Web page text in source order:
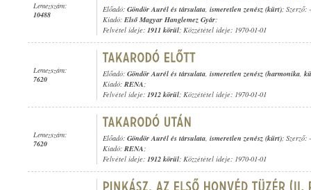
Lemezszám:
10488
Előadó: Göndör Aurél és társulata, ismeretlen zenész (kürt); Szerző: -
Kiadó: Első Magyar Hanglemez Gyár;
Felvétel ideje: 1911 körül; Közzététel ideje: 1970-01-01
Lemezszám:
7620
Előadó: Göndör Aurél és társulata, ismeretlen zenész (harmonika,
Kiadó: RENA;
Felvétel ideje: 1912 körül; Közzététel ideje: 1970-01-01
Lemezszám:
7620
Előadó: Göndör Aurél és társulata, ismeretlen zenész (kürt); Szerző: -
Kiadó: RENA;
Felvétel ideje: 1912 körül; Közzététel ideje: 1970-01-01